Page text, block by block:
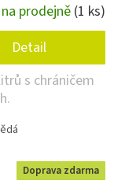
prodejně(1 ks)
Detail
s chráničem
Doprava zdarma